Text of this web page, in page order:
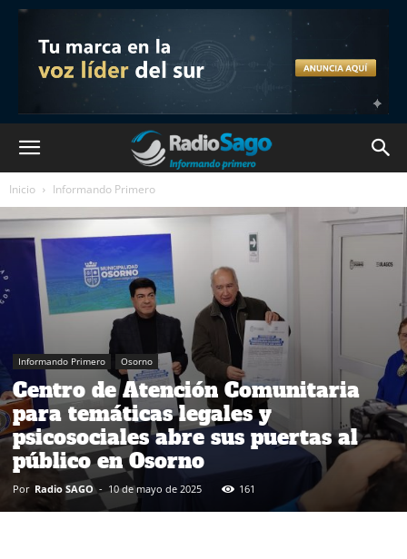
Inicio Informando Primero
Informando Primero Osorno
Centro de Atención Comunitaria
para temáticas legales y
psicosociales abre sus puertas al
público en Osorno
Por Radio SAGO - 10 de mayo de 2025 161